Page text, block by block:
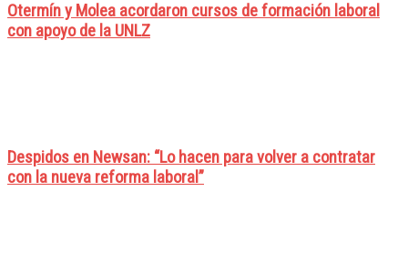
Otermín y Molea acordaron cursos de formación laboral
con apoyo de la UNLZ
Despidos en Newsan: “Lo hacen para volver a contratar
con la nueva reforma laboral”